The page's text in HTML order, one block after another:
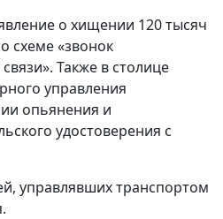
о хищении 120 тысяч
схеме «звонок
Также в столице
управления
опьянения и
удостоверения с
управлявших транспортом